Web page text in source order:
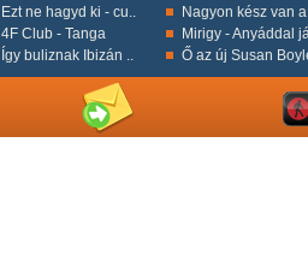
Ezt ne hagyd ki - cu.. Nagyon kész van
4F Club - Tanga Mirigy - Anyáddal
Így buliznak Ibizán .. Ő az új Susan